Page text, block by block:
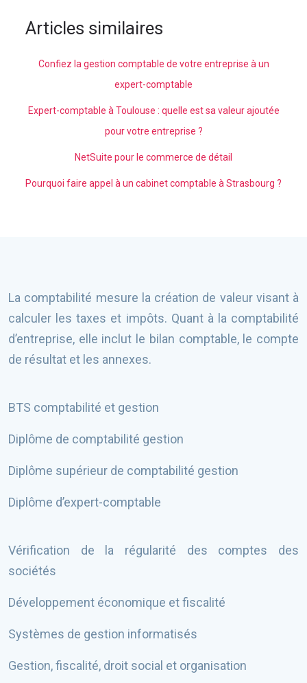
Articles similaires
Confiez la gestion comptable de votre entreprise à un
expert-comptable
Expert-comptable à Toulouse : quelle est sa valeur ajoutée
pour votre entreprise ?
NetSuite pour le commerce de détail
Pourquoi faire appel à un cabinet comptable à Strasbourg ?
La comptabilité mesure la création de valeur visant à
calculer les taxes et impôts. Quant à la comptabilité
d’entreprise, elle inclut le bilan comptable, le compte
de résultat et les annexes.
BTS comptabilité et gestion
Diplôme de comptabilité gestion
Diplôme supérieur de comptabilité gestion
Diplôme d’expert-comptable
Vérification de la régularité des comptes des
sociétés
Développement économique et fiscalité
Systèmes de gestion informatisés
Gestion, fiscalité, droit social et organisation